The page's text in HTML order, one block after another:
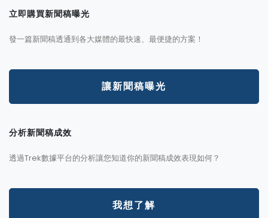
立即購買新聞稿曝光
發一篇新聞稿透通到各大媒體的最快速、最便捷的方案！
讓新聞稿曝光
分析新聞稿成效
透過Trek數據平台的分析讓您知道你的新聞稿成效表現如何？
我想了解